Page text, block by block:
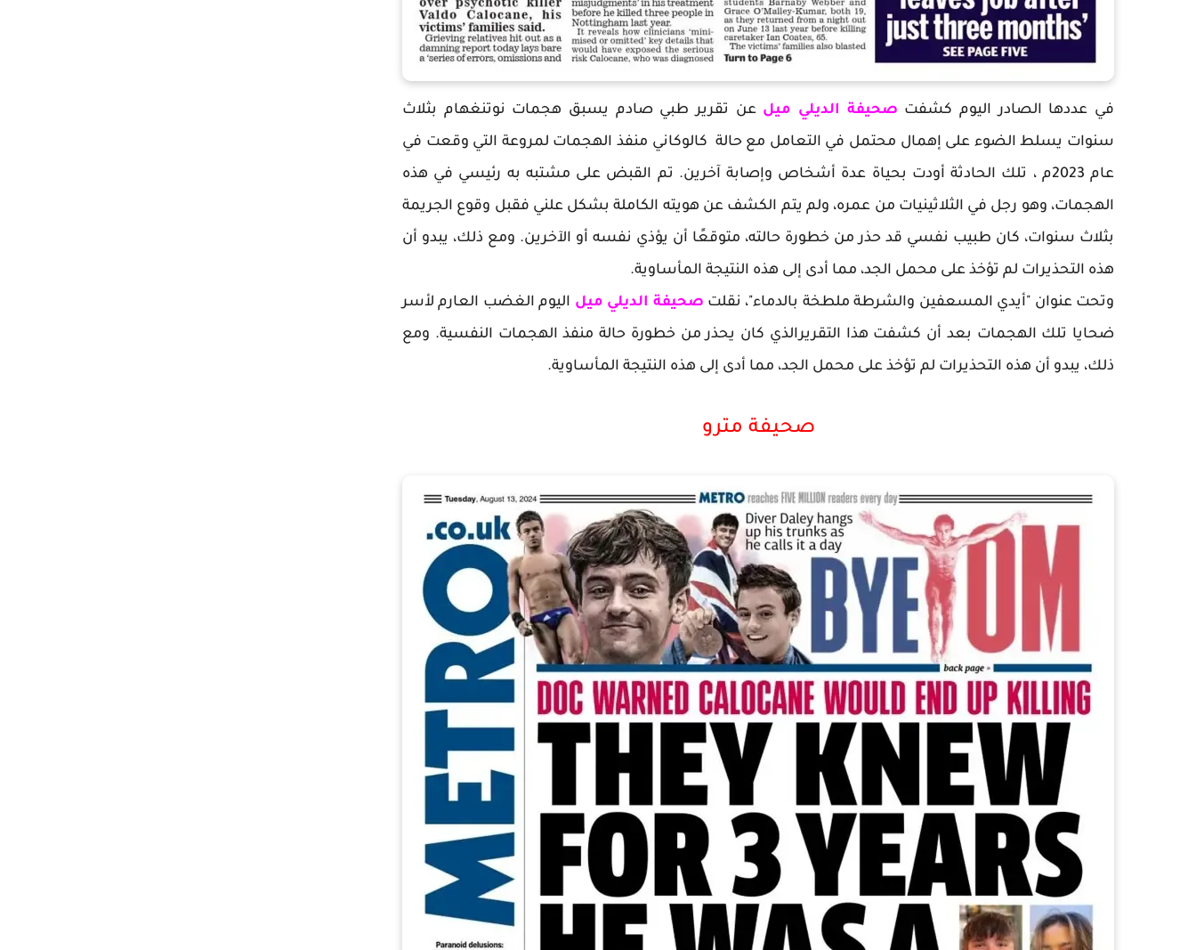
في عددها الصادر اليوم كشفت صحيفة الديلي ميلعن تقرير طبي صادم يسبق هجمات نوتنغهام بثلاث
سنوات يسلط الضوء على إهمال محتمل في التعامل مع حالة كالوكاني منفذ الهجمات لمروعة التي وقعت في
عام 2023م ، تلك الحادثة أودت بحياة عدة أشخاص وإصابة آخرين. تم القبض على مشتبه به رئيسي في هذه
الهجمات، وهو رجل في الثلاثينيات من عمره، ولم يتم الكشف عن هويته الكاملة بشكل علني فقبل وقوع الجريمة
بثلاث سنوات، كان طبيب نفسي قد حذر من خطورة حالته، متوقعًا أن يؤذي نفسه أو الآخرين. ومع ذلك، يبدو أن
هذه التحذيرات لم تؤخذ على محمل الجد، مما أدى إلى هذه النتيجة المأساوية.
وتحت عنوان "أيدي المسعفين والشرطة ملطخة بالدماء"، نقلت صحيفة الديلي ميل اليوم الغضب العارم لأسر
ضحايا تلك الهجمات بعد أن كشفت هذا التقريرالذي كان يحذر من خطورة حالة منفذ الهجمات النفسية. ومع
ذلك، يبدو أن هذه التحذيرات لم تؤخذ على محمل الجد، مما أدى إلى هذه النتيجة المأساوية.
صحيفة مترو